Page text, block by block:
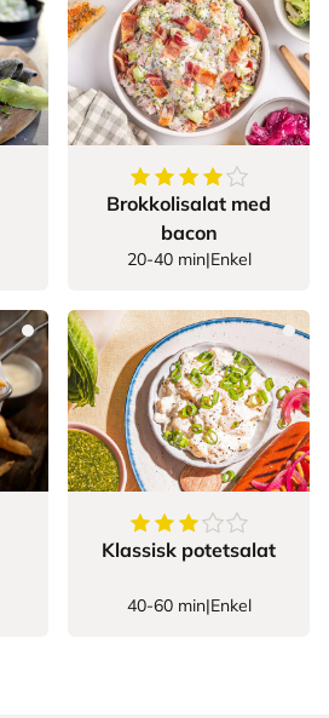
4.361702127659575
Brokkolisalat med
bacon
20-40 min|Enkel
3.825av5stjerner
Klassisk potetsalat
40-60 min|Enkel